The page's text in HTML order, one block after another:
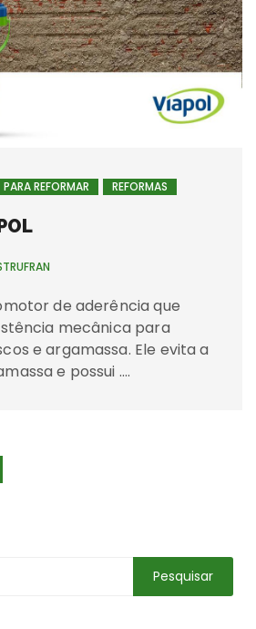
PARA REFORMAR REFORMAS
de aderência que
mecânica para
e argamassa. Ele evita a
e possui ….